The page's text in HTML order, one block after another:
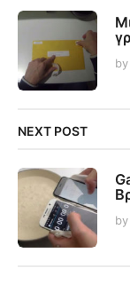
by
NEXT POST
by